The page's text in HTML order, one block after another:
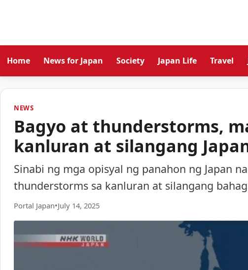
Home News for Japan Society Japan Life Travel
NEWS
Bagyo at thunderstorms,
kanluran at silangang
Sinabi ng mga opisyal ng panahon ng Japan
thunderstorms sa kanluran at silangang
Portal Japan•July 14, 2025